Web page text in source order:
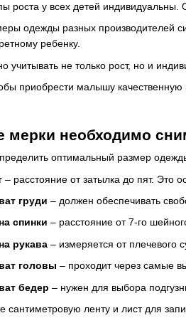
роста у всех детей индивидуальны.
одежды разных производителей
ребенку.
учитывать не только рост, но и
приобрести малышу
мерки необходимо
оптимальный размер
– расстояние от затылка до пят. Это
груди – должен обеспечивать
спинки – расстояние от 7-го
рукава – измеряется от плечевого
головы – проходит через самые
бедер – нужен для выбора
сантиметровую ленту и лист для